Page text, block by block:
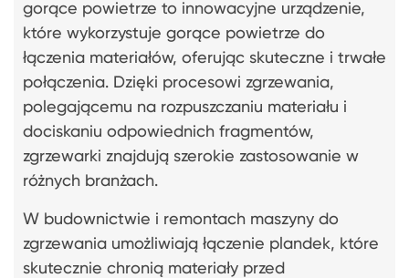
gorące powietrze to innowacyjne urządzenie,
które wykorzystuje gorące powietrze do
łączenia materiałów, oferując skuteczne i trwałe
połączenia. Dzięki procesowi zgrzewania,
polegającemu na rozpuszczaniu materiału i
dociskaniu odpowiednich fragmentów,
zgrzewarki znajdują szerokie zastosowanie w
różnych branżach.
W budownictwie i remontach maszyny do
zgrzewania umożliwiają łączenie plandek, które
skutecznie chronią materiały przed